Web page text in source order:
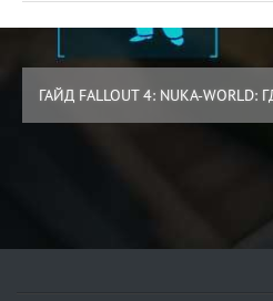
ГАЙД FALLOUT 4: NUKA-